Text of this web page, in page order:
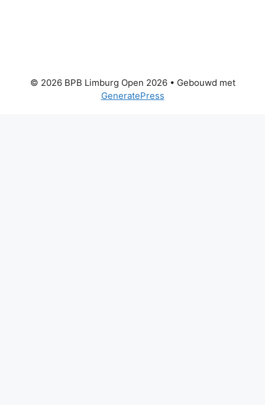
© 2026 BPB Limburg Open 2026• Gebouwd met
GeneratePress